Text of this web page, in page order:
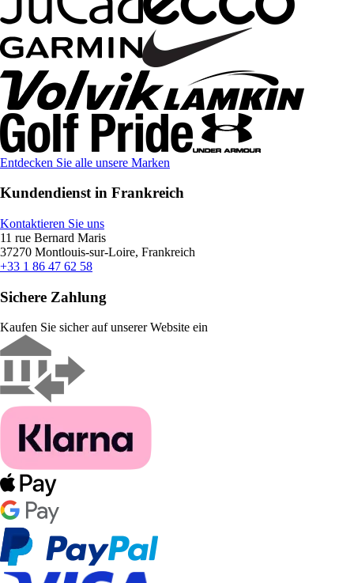
Entdecken Sie alle unsere Marken
Kundendienst in Frankreich
Kontaktieren Sie uns
11 rue Bernard Maris
37270 Montlouis-sur-Loire, Frankreich
+33 1 86 47 62 58
Sichere Zahlung
Kaufen Sie sicher auf unserer Website ein